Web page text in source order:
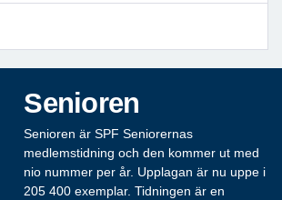
Senioren
Senioren är SPF Seniorernas
medlemstidning och den kommer ut med
nio nummer per år. Upplagan är nu uppe i
205 400 exemplar. Tidningen är en